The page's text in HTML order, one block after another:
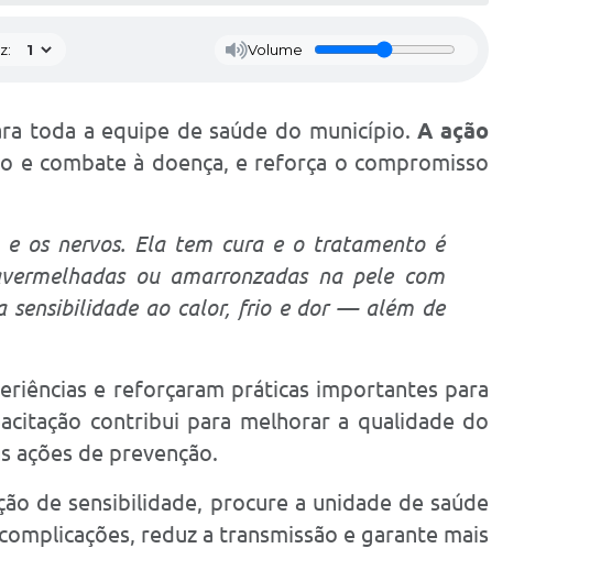
Volume
toda a equipe de saúde do município. A ação
e combate à doença, e reforça o compromisso
e os nervos. Ela tem cura e o tratamento é
ou amarronzadas na pele com
sensibilidade ao calor, frio e dor — além de
e reforçaram práticas importantes para
contribui para melhorar a qualidade do
ações de prevenção.
de sensibilidade, procure a unidade de saúde
reduz a transmissão e garante mais